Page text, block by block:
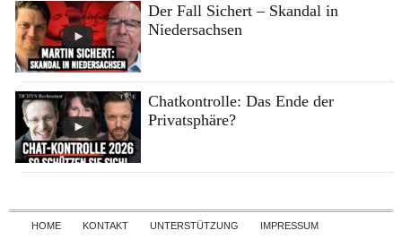
Der Fall Sichert – Skandal in
Niedersachsen
Chatkontrolle: Das Ende der
Privatsphäre?
Skip to content
HOME KONTAKT UNTERSTÜTZUNG
IMPRESSUM